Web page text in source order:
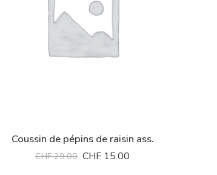
Coussin de pépins de raisin ass.
CHF29.00 CHF 15.00